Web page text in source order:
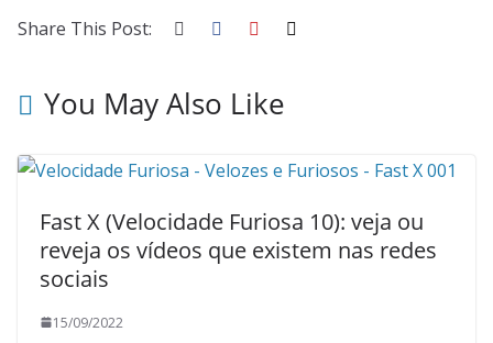
Share This Post:
You May Also Like
Fast X (Velocidade Furiosa 10): veja ou
reveja os vídeos que existem nas redes
sociais
15/09/2022